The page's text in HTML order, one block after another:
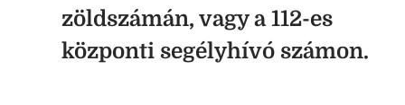
zöldszámán, vagy a 112-es
központi segélyhívó számon.